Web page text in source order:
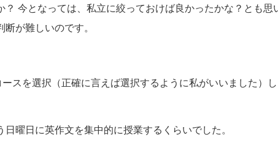
今となっては、私立に絞っておけば良かったかな？とも思
が難しいのです。
スを選択（正確に言えば選択するように私がいいました）し
曜日に英作文を集中的に授業するくらいでした。